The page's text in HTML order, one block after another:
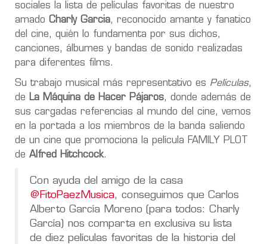
sociales la lista de películas favoritas de nuestro
amado Charly Garcia, reconocido amante y fanatico
del cine, quién lo fundamenta por sus dichos,
canciones, álbumes y bandas de sonido realizadas
para diferentes films.
Su trabajo musical más representativo es Películas,
de La Máquina de Hacer Pájaros, donde además de
sus cargadas referencias al mundo del cine, vemos
en la portada a los miembros de la banda saliendo
de un cine que promociona la película FAMILY PLOT
de Alfred Hitchcock.
Con ayuda del amigo de la casa
@FitoPaezMusica, conseguimos que Carlos
Alberto García Moreno (para todos: Charly
García) nos comparta en exclusiva su lista
de diez películas favoritas de la historia del